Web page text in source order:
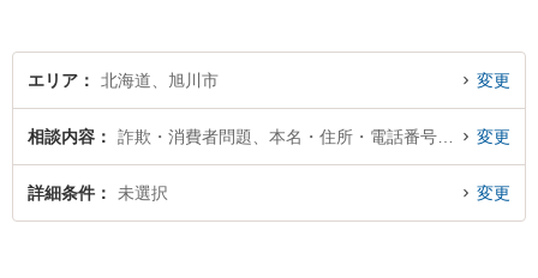
リー】
エリア 北海道、旭川市 変更
相談内容 変更
詳細条件 未選択 変更